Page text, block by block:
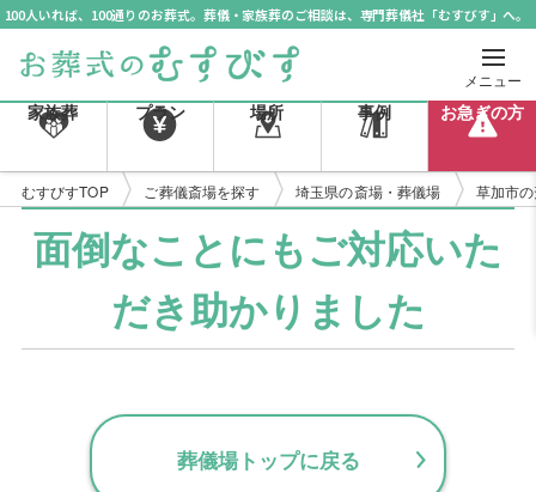
100人いれば、100通りのお葬式。葬儀・家族葬のご相談は、専門葬儀社「むすびす」へ。
メニュー
家族葬 プラン 場所 事例 お急ぎの方
むすびすTOP ご葬儀斎場を探す 埼玉県の斎場・葬儀場 草加市
面倒なことにもご対応いた
だき助かりました
葬儀場トップに戻る